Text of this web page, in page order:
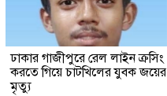
ঢাকার গাজীপুরে রেল লাইন ক্রসিং
করতে গিয়ে চাটখিলের যুবক জয়ের
মৃত্যু